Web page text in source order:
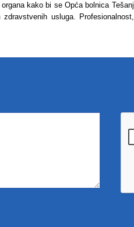
kako bi se Opća bolnica Tešanj
usluga. Profesionalnost,